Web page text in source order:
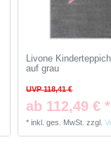
Livone
auf grau
UVP 118,41 €
ab 112,49 € *
*inkl. ges. MwSt. zzgl.